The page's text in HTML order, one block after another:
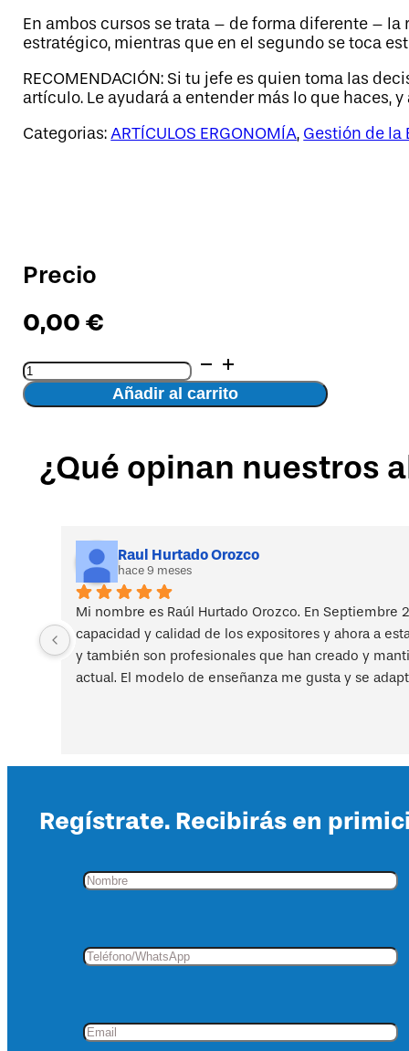
En ambos cursos se trata – de forma diferente –
estratégico, mientras que en el segundo se toca
RECOMENDACIÓN: Si tu jefe es quien toma las
artículo. Le ayudará a entender más lo que haces,
Categorias:ARTÍCULOS ERGONOMÍA, Gestión de la
Precio
0,00€
Rentabilidad
de
la
práctica
de
laborales
cantidad
Añadir al carrito
¿Qué opinan nuestros
Raul Hurtado Orozco
hace 9 meses
Mi nombre es Raúl Hurtado Orozco. En
capacidad y calidad de los expositores y ahora a
y también son profesionales que han creado y
actual. El modelo de enseñanza me gusta y se
Regístrate. Recibirás en